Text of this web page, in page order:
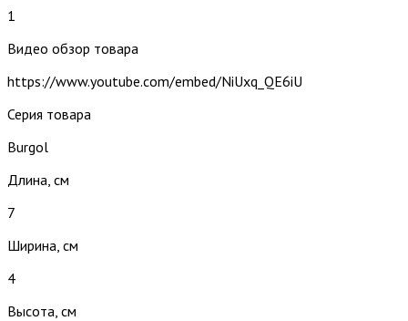
1
Видео обзор товара
https://www.youtube.com/embed/NiUxq_QE6iU
Серия товара
Burgol
Длина, см
7
Ширина, см
4
Высота, см